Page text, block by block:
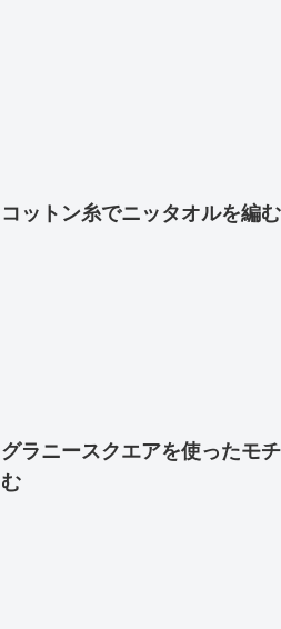
コットン糸でニッタオルを編む
グラニースクエアを使ったモ
む